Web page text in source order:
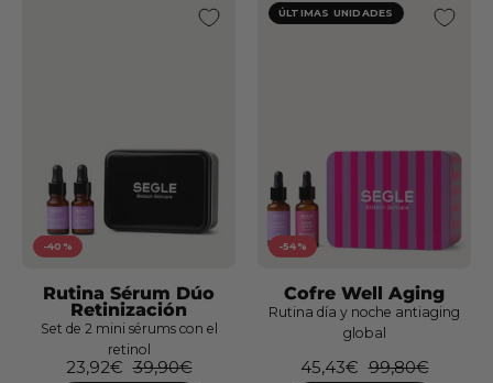
Rutina
Sérum
-40%
Rutina Sérum Dúo
Retinización
Set de 2 mini sérums con el
retinol
23,92€ 39,90€
-54%
ÚLTIMAS UNIDADES
Cofre Well Aging
Rutina día y noche antiaging
global
45,43€ 99,80€